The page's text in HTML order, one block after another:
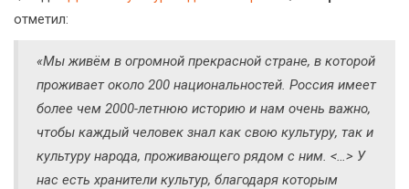
отметил:
«Мы живём в огромной прекрасной стране, в которой
проживает около 200 национальностей. Россия имеет
более чем 2000-летнюю историю и нам очень важно,
чтобы каждый человек знал как свою культуру, так и
культуру народа, проживающего рядом с ним. <…> У
нас есть хранители культур, благодаря которым